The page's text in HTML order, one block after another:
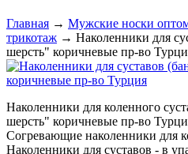
Главная → Мужские носки
трикотаж → Наколенники для
шерсть" коричневые пр-во
Наколенники для коленного
шерсть" коричневые пр-во
Согревающие наколенники для
Наколенники для суставов - в